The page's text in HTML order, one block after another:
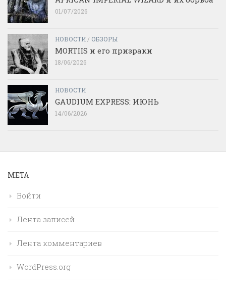
01/07/2026
НОВОСТИ / ОБЗОРЫ
MORTIIS и его призраки
18/06/2026
НОВОСТИ
GAUDIUM EXPRESS: ИЮНЬ
14/06/2026
МЕТА
Войти
Лента записей
Лента комментариев
WordPress.org